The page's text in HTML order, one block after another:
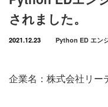
されました。
2021.12.23 Python ED エン
企業名：株式会社リー